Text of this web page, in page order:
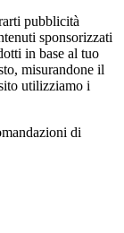
pubblicità
sponsorizzati
in base al tuo
misurandone il
utilizziamo i
di